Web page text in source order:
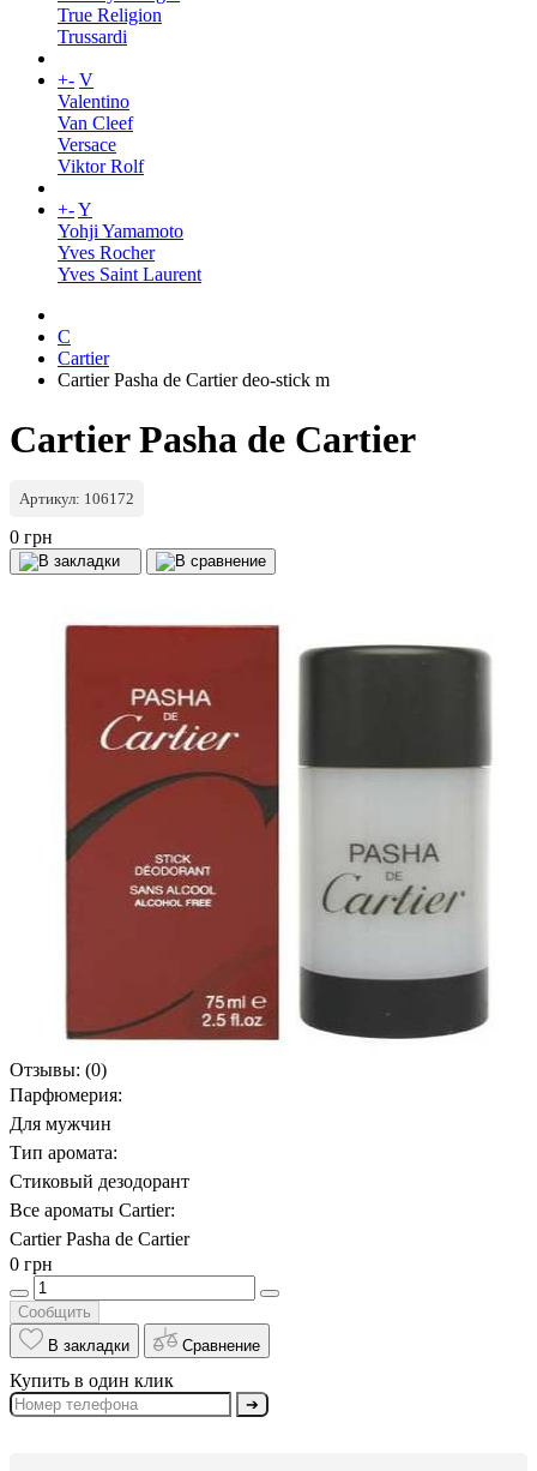
True Religion
Trussardi
+- V
Valentino
Van Cleef
Versace
Viktor Rolf
+-Y
Yohji Yamamoto
Yves Rocher
Yves Saint Laurent
C
Cartier
Cartier Pasha de Cartier deo-stick m
Cartier Pasha de Cartier
Артикул: 106172
0 грн
Отзывы: (0)
Парфюмерия:
Для мужчин
Тип аромата:
Стиковый дезодорант
Все ароматы Cartier:
Cartier Pasha de Cartier
0 грн
Сообщить
В закладки
Сравнение
Купить в один клик
➔